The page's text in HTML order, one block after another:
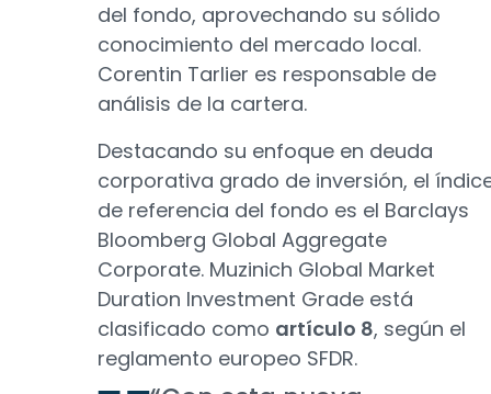
del fondo, aprovechando su sólido
conocimiento del mercado local.
Corentin Tarlier es responsable de
análisis de la cartera.
Destacando su enfoque en deuda
corporativa grado de inversión, el
de referencia del fondo es el Barclays
Bloomberg Global Aggregate
Corporate. Muzinich Global Market
Duration Investment Grade está
clasificado como artículo 8, según el
reglamento europeo SFDR.